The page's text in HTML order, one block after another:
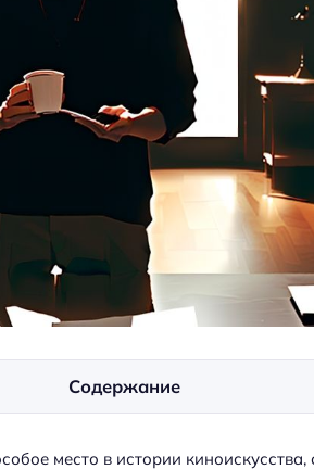
место в истории
Содержание